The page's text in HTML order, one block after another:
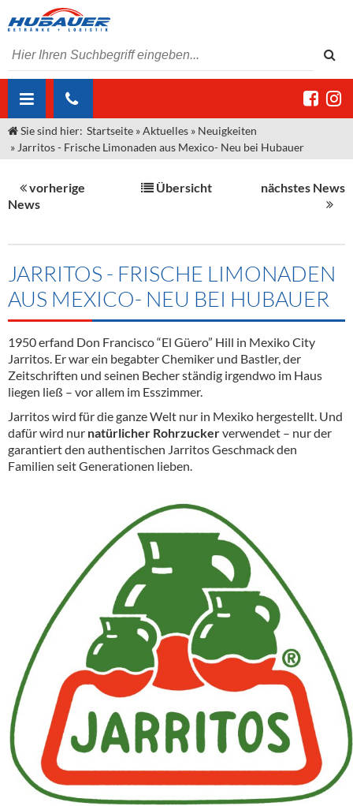
ÜBER UNS
Unser Liefergebiet
Kontakt
Angebote Gastronomie & Großhandel
Neuigkeiten
Termine
MARKEN & PRODUKTE
Sirup
Spirituosen
Alkoholfreie Getränke
Öle & Küchenartikel
Kaffee
Barzubehör
Hygieneartikel & Desinfektion
Kommisionskauf & Lieferbedingungen
Fremddienstleistungen
Sie sind hier: Startseite »Aktuelles » Neuigkeiten
» Jarritos - Frische Limonaden aus Mexico- Neu bei Hubauer
vorherige
News
Übersicht nächstes News
JARRITOS - FRISCHE LIMONADEN
AUS MEXICO- NEU BEI HUBAUER
1950 erfand Don Francisco “El Güero” Hill in Mexiko City
Jarritos. Er war ein begabter Chemiker und Bastler, der
Zeitschriften und seinen Becher ständig irgendwo im Haus
liegen ließ – vor allem im Esszimmer.
Jarritos wird für die ganze Welt nur in Mexiko hergestellt. Und
dafür wird nur natürlicher Rohrzuckerverwendet – nur der
garantiert den authentischen Jarritos Geschmack den
Familien seit Generationen lieben.